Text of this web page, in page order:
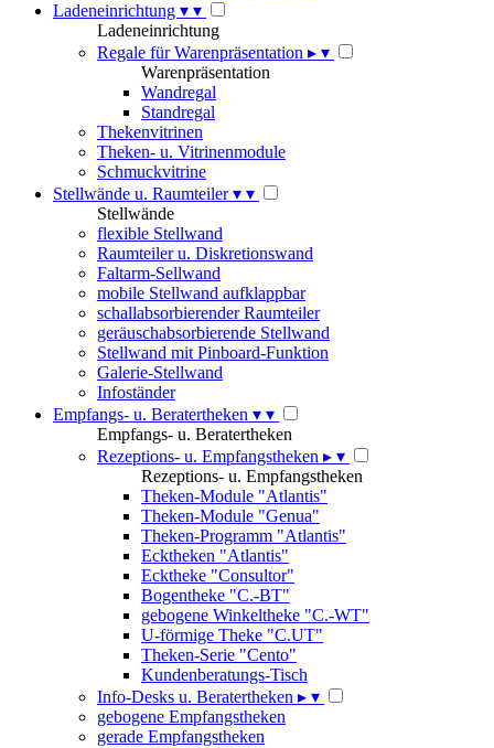
Ladeneinrichtung ▾ ▾
Ladeneinrichtung
Regale für Warenpräsentation ▸ ▾
Warenpräsentation
Wandregal
Standregal
Thekenvitrinen
Theken- u. Vitrinenmodule
Schmuckvitrine
Stellwände u. Raumteiler▾ ▾
Stellwände
flexible Stellwand
Raumteiler u. Diskretionswand
Faltarm-Sellwand
mobile Stellwand aufklappbar
schallabsorbierender Raumteiler
geräuschabsorbierende Stellwand
Stellwand mit Pinboard-Funktion
Galerie-Stellwand
Infoständer
Empfangs- u. Beratertheken ▾ ▾
Empfangs- u. Beratertheken
Rezeptions- u. Empfangstheken ▸ ▾
Rezeptions- u. Empfangstheken
Theken-Module "Atlantis"
Theken-Module "Genua"
Theken-Programm "Atlantis"
Ecktheken "Atlantis"
Ecktheke "Consultor"
Bogentheke "C.-BT"
gebogene Winkeltheke "C.-WT"
U-förmige Theke "C.UT"
Theken-Serie "Cento"
Kundenberatungs-Tisch
Info-Desks u. Beratertheken ▸ ▾
gebogene Empfangstheken
gerade Empfangstheken